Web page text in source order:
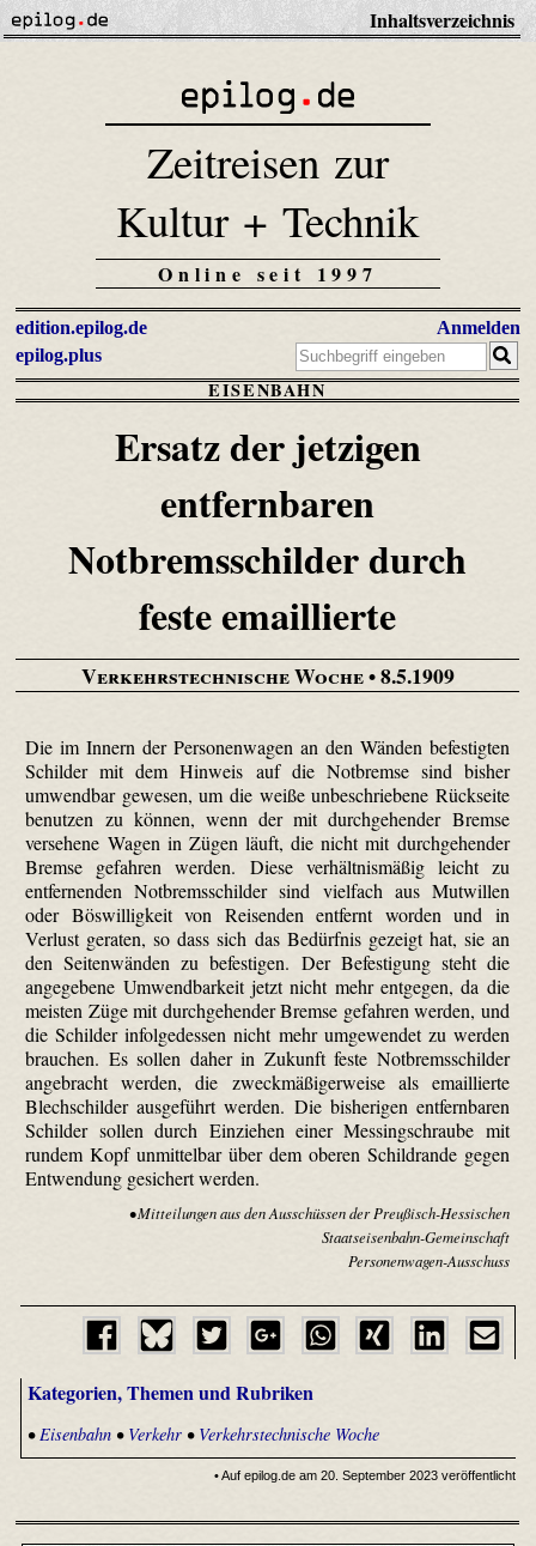
Inhaltsverzeichnis
Zeitreisen zur
Kultur + Technik
Online seit 1997
edition.epilog.de
epilog.plus
Anmelden
EISENBAHN
Ersatz der jetzigen
entfernbaren
Notbremsschilder durch
feste emaillierte
Verkehrstechnische Woche• 8.5.1909
Die im Innern der Personenwagen an den Wänden befestigten
Schilder mit dem Hinweis auf die Notbremse sind bisher
umwendbar gewesen, um die weiße unbeschriebene Rückseite
benutzen zu können, wenn der mit durchgehender Bremse
versehene Wagen in Zügen läuft, die nicht mit durchgehender
Bremse gefahren werden. Diese verhältnismäßig leicht zu
entfernenden Notbremsschilder sind vielfach aus Mutwillen
oder Böswilligkeit von Reisenden entfernt worden und in
Verlust geraten, so dass sich das Bedürfnis gezeigt hat, sie an
den Seitenwänden zu befestigen. Der Befestigung steht die
angegebene Umwendbarkeit jetzt nicht mehr entgegen, da die
meisten Züge mit durchgehender Bremse gefahren werden, und
die Schilder infolgedessen nicht mehr umgewendet zu werden
brauchen. Es sollen daher in Zukunft feste Notbremsschilder
angebracht werden, die zweckmäßigerweise als emaillierte
Blechschilder ausgeführt werden. Die bisherigen entfernbaren
Schilder sollen durch Einziehen einer Messingschraube mit
rundem Kopf unmittelbar über dem oberen Schildrande gegen
Entwendung gesichert werden.
• Mitteilungen aus den Ausschüssen der Preußisch-Hessischen
Staatseisenbahn-Gemeinschaft
Personenwagen-Ausschuss
Kategorien, Themen und Rubriken
•Eisenbahn• Verkehr• Verkehrstechnische Woche
• Auf epilog.de am 20. September 2023 veröffentlicht